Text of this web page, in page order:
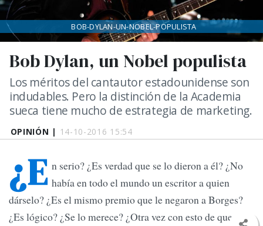
OPINIÓN | 14-10-2016 15:54
Bob Dylan, un Nobel populista
Los méritos del cantautor estadounidense son
indudables. Pero la distinción de la Academia
sueca tiene mucho de estrategia de marketing.
BOB-DYLAN-UN-NOBEL-POPULISTA
¿E n serio? ¿Es verdad que se lo dieron a él? ¿No
había en todo el mundo un escritor a quien
dárselo? ¿Es el mismo premio que le negaron a Borges?
¿Es lógico? ¿Se lo merece? ¿Otra vez con esto de que las